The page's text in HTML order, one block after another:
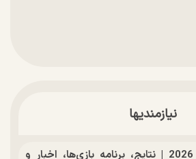
نیازمندیها
جدول جام جهانی 2026 | نتایج، برنامه بازی‌ها، اخبار و